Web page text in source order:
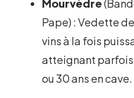
Mourvèdre
Pape) : Vedette
vins à la fois
atteignant
ou 30 ans en cave.